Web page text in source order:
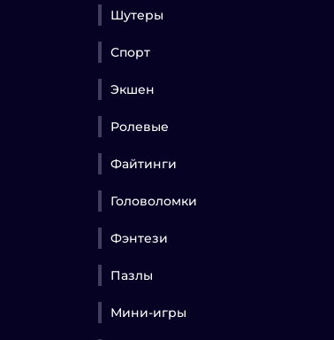
Шутеры
Спорт
Экшен
Ролевые
Файтинги
Головоломки
Фэнтези
Пазлы
Мини-игры